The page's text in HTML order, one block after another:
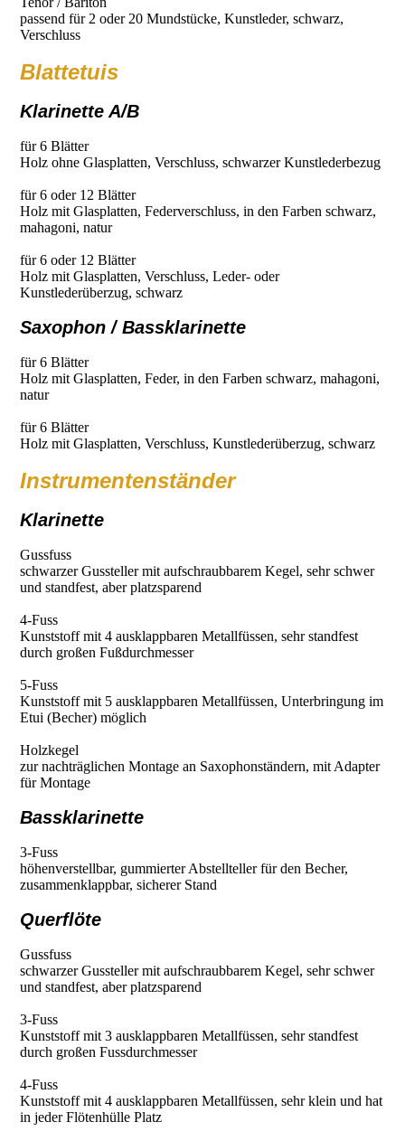
passend für 2 oder 20 Mundstücke, Kunstleder, schwarz,
Verschluss
Blattetuis
Klarinette A/B
für 6 Blätter
Holz ohne Glasplatten, Verschluss, schwarzer Kunstlederbezug
für 6 oder 12 Blätter
Holz mit Glasplatten, Federverschluss, in den Farben schwarz,
mahagoni, natur
für 6 oder 12 Blätter
Holz mit Glasplatten, Verschluss, Leder- oder
Kunstlederüberzug, schwarz
Saxophon / Bassklarinette
für 6 Blätter
Holz mit Glasplatten, Feder, in den Farben schwarz, mahagoni,
natur
für 6 Blätter
Holz mit Glasplatten, Verschluss, Kunstlederüberzug, schwarz
Instrumentenständer
Klarinette
Gussfuss
schwarzer Gussteller mit aufschraubbarem Kegel, sehr schwer
und standfest, aber platzsparend
4-Fuss
Kunststoff mit 4 ausklappbaren Metallfüssen, sehr standfest
durch großen Fußdurchmesser
5-Fuss
Kunststoff mit 5 ausklappbaren Metallfüssen, Unterbringung im
Etui (Becher) möglich
Holzkegel
zur nachträglichen Montage an Saxophonständern, mit Adapter
für Montage
Bassklarinette
3-Fuss
höhenverstellbar, gummierter Abstellteller für den Becher,
zusammenklappbar, sicherer Stand
Querflöte
Gussfuss
schwarzer Gussteller mit aufschraubbarem Kegel, sehr schwer
und standfest, aber platzsparend
3-Fuss
Kunststoff mit 3 ausklappbaren Metallfüssen, sehr standfest
durch großen Fussdurchmesser
4-Fuss
Kunststoff mit 4 ausklappbaren Metallfüssen, sehr klein und hat
in jeder Flötenhülle Platz